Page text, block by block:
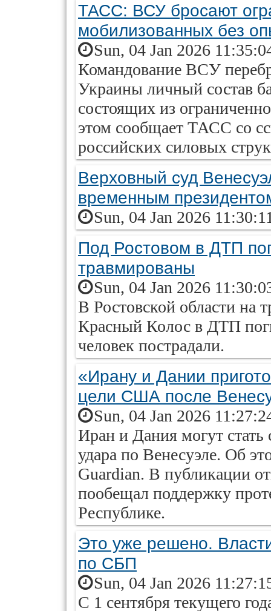
ТАСС: ВСУ бросают
мобилизованных без
Sun, 04 Jan 2026
Командование ВСУ
Украины личный состав
состоящих из
этом сообщает ТАСС со
российских силовых
Верховный суд
временным
Sun, 04 Jan 2026
Под Ростовом в ДТП
травмированы
Sun, 04 Jan 2026
В Ростовской области на
Красный Колос в ДТП
человек пострадали.
«Ирану и Дании
цели США после
Sun, 04 Jan 2026
Иран и Дания могут
удара по Венесуэле. Об
Guardian. В публикации
пообещал поддержку
Республике.
Это уже решено.
по СБП
Sun, 04 Jan 2026
С 1 сентября текущего